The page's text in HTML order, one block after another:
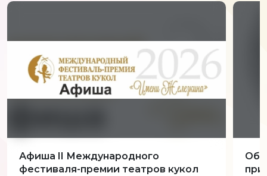
Афиша II Международного
фестиваля-премии театров кукол